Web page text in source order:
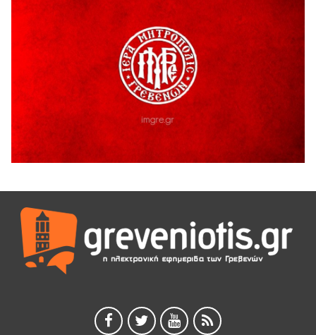
ΜΟΡΙΟΔΟΤΟΥΜΕΝΑ ΣΕΜΙΝΑΡΙΑ ΑΠΟ ΤΟ ΠΑΝΕΠΙΣΤΗΜΙΟ
ΠΕΙΡΑΙΑ
ΕΥΧΑΡΙΣΤΙΕΣ Φυσιολατρικού Συλλόγου Γρεβενών
4 Αυγούστου 2026
Έκτακτη χρηματοδότηση 400.000€ για επιπλέον εργασίες
στο Δημοτικό Στάδιο Γρεβενών «Μίλτος Τεντόγλου»
4 Αυγούστου 2026
4 Αυγούστου 2026
Ολοσχερής καταστροφή κατοικίας από πυρκαγιά στην
Καληράχη Γρεβενών
3 Αυγούστου 2026
ΚΑΤΑΓΡΑΦΗ ΤΕΚΜΗΡΙΩΣΗ ΚΑΙ ΨΗΦΙΟΠΟΙΗΣΗ ΤΩΝ